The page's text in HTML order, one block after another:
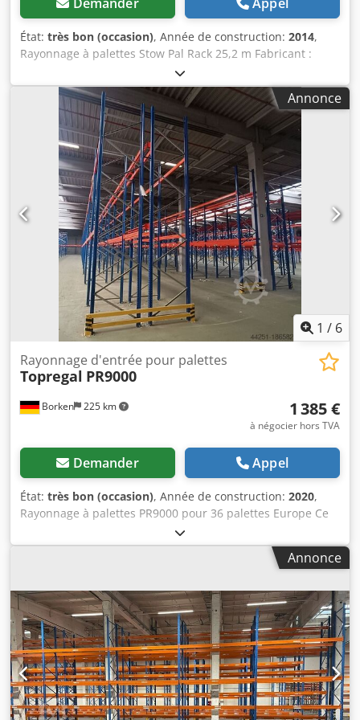
État: très bon (occasion), Année de construction: 2014,
Rayonnage à palettes Stow Pal Rack 25,2 m Fabricant :
Stow Type : Système Pal Rack Longueur du rayonnage :
env. 25 200 mm Hauteur des échelles : env. 6 000 mm
Profondeur des échelles : env. 1 100 mm Type d’échelle :
PLFB 16P Longueur de travée utile : 3 600 mm Nombre de
travées : 7 Nombre de niveaux : 4 (6 lisses + emplacement
au sol) Type de lisse : PNB 0436 Charge maximale par
palette : 1 000 kg Charge admissible par niveau : 4 000 kg
Charge admissible par travée : 20 000 kg Chjdpfx
Aeydnfnjlcea Finition des échelles : laqué bleu (RAL 5015)
Année de fabrication : 2014/2020 Contenu de la livraison :
8 x échelles 6 000 x 1 100 mm, charge par travée 20 000 kg,
bleu 42 x lisses 3 600 mm avec goupilles de sécurité,
charge par niveau 4 000 kg, orange Plus d’articles - neufs
et d’occasion - disponibles dans notre boutique ! Frais
d’expédition internationale sur demande !
Annonce
1 / 6
Borken 225 km
Rayonnage d'entrée pour palettes
Topregal PR9000
1 385 €
à négocier hors TVA
Demander Appel
État: très bon (occasion), Année de construction: 2020,
Rayonnage à palettes PR9000 pour 36 palettes Europe Ce
rayonnage à palettes est certifié conforme à la norme DIN
EN 15512 pour une charge maximale de 2 200 kg par
niveau de lisse et dispose ainsi d’une capacité de charge
de 550 kg par palette. La protection anti-poussée empêche
le glissement des produits stockés en cas de disposition
parallèle des rayonnages. Fabriqué en acier massif de
haute qualité pour une robustesse maximale. Supporte
sans problème des charges élevées jusqu'à 9 000 kg par
travée. Finition de haute qualité de l'ensemble du
rayonnage à palettes. Grande capacité de stockage grâce à
ses 3 niveaux et 3 travées. Signalisation visible en bleu et
Annonce